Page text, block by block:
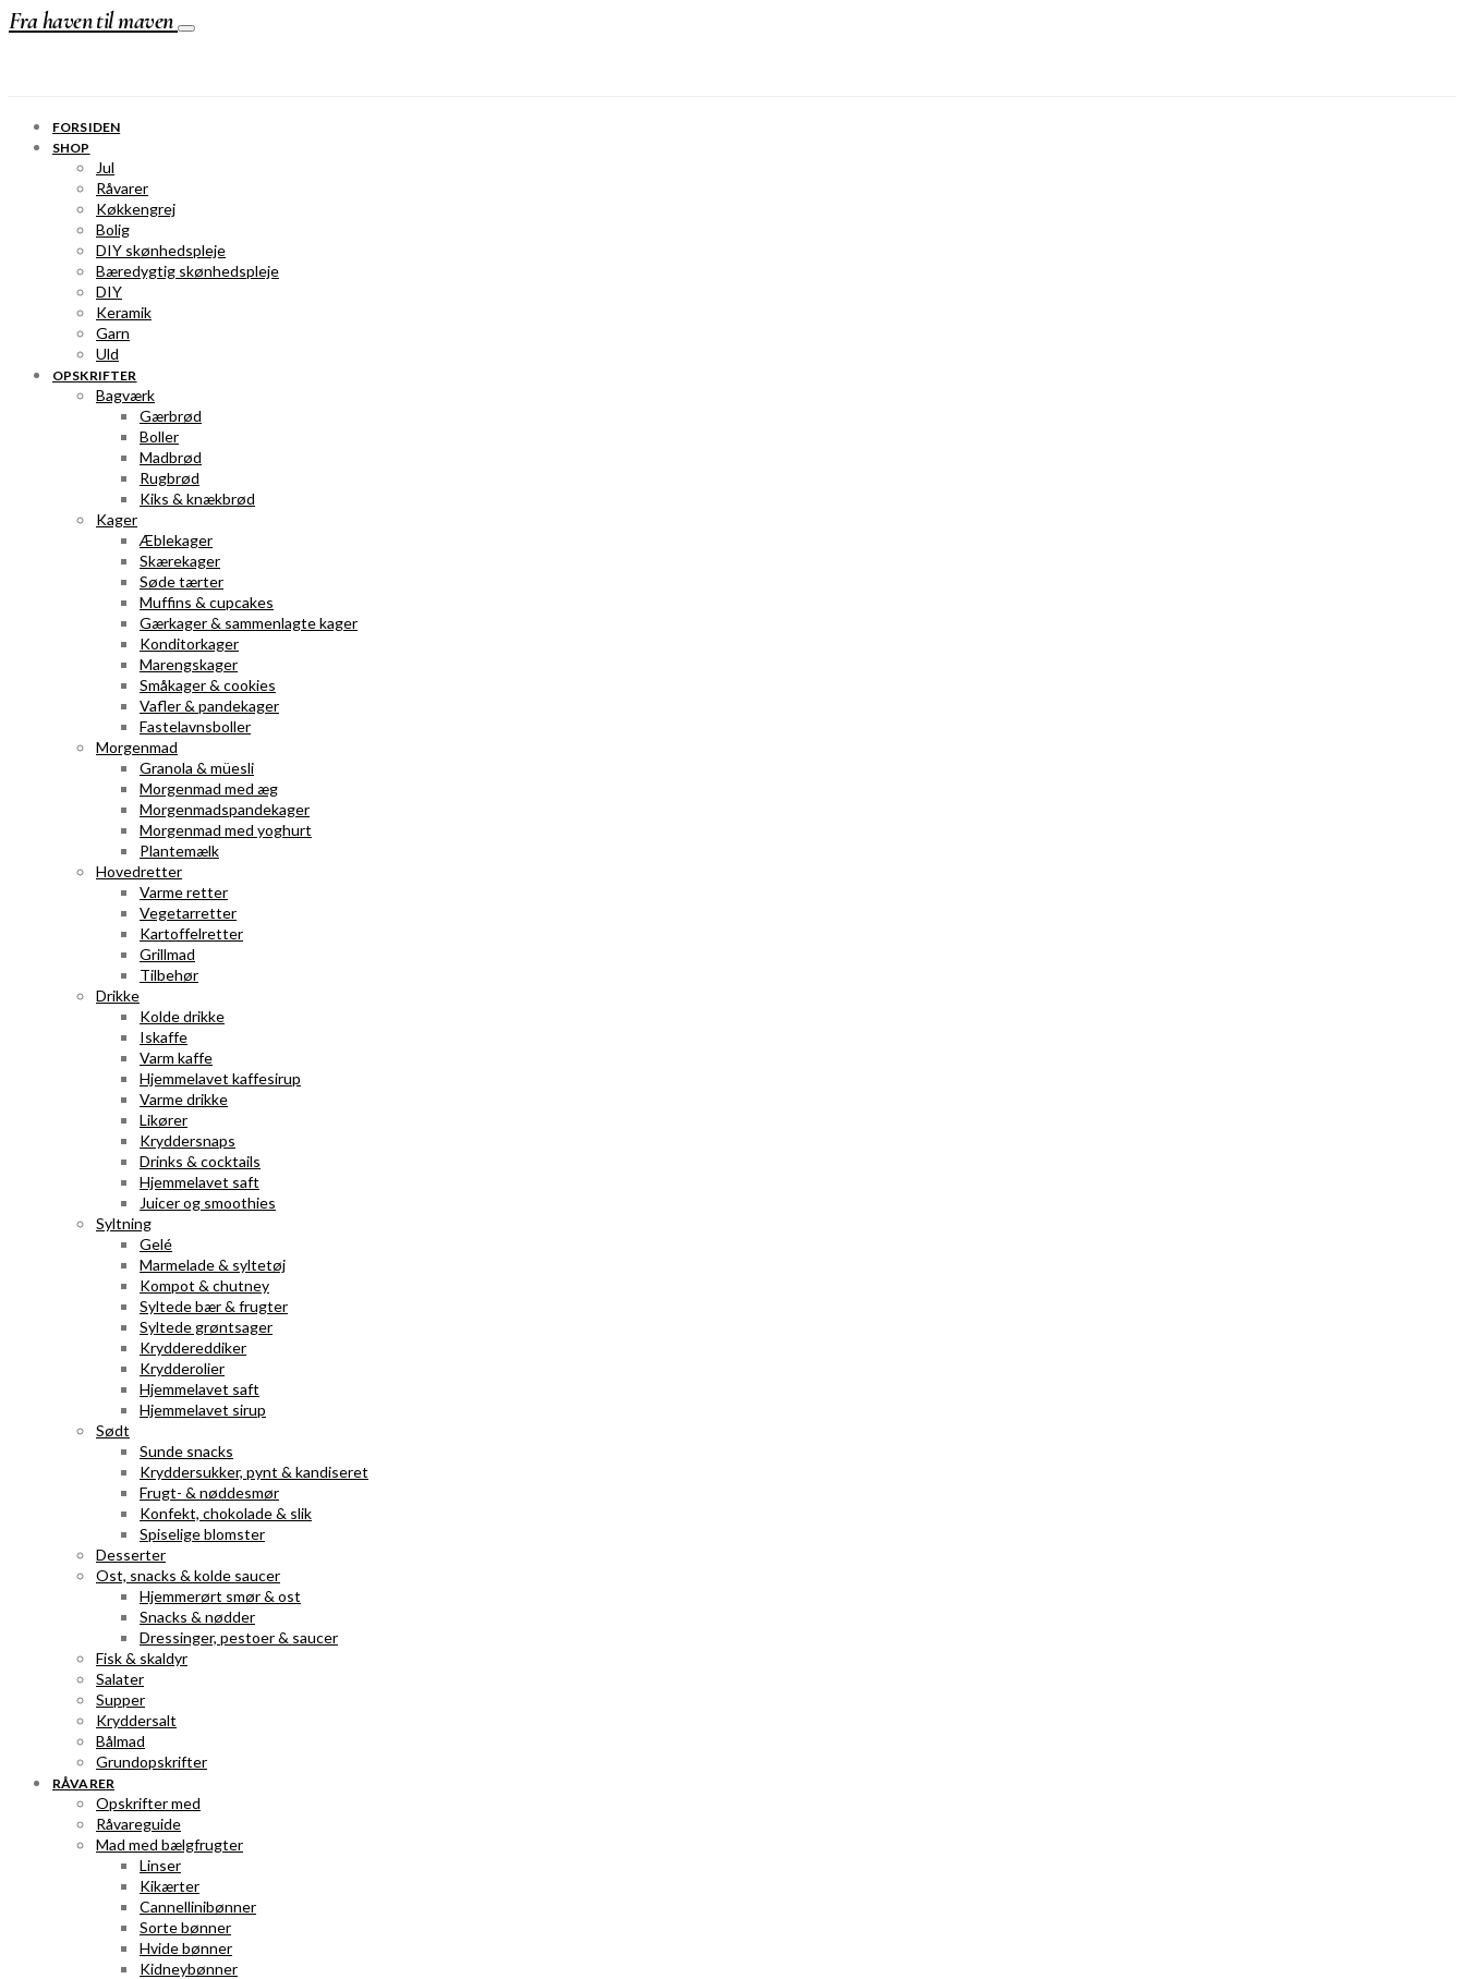
Fra haven til maven
FORSIDEN
SHOP
Jul
Råvarer
Køkkengrej
Bolig
DIY skønhedspleje
Bæredygtig skønhedspleje
DIY
Keramik
Garn
Uld
OPSKRIFTER
Bagværk
Gærbrød
Boller
Madbrød
Rugbrød
Kiks & knækbrød
Kager
Æblekager
Skærekager
Søde tærter
Muffins & cupcakes
Gærkager & sammenlagte kager
Konditorkager
Marengskager
Småkager & cookies
Vafler & pandekager
Fastelavnsboller
Morgenmad
Granola & müesli
Morgenmad med æg
Morgenmadspandekager
Morgenmad med yoghurt
Plantemælk
Hovedretter
Varme retter
Vegetarretter
Kartoffelretter
Grillmad
Tilbehør
Drikke
Kolde drikke
Iskaffe
Varm kaffe
Hjemmelavet kaffesirup
Varme drikke
Likører
Kryddersnaps
Drinks & cocktails
Hjemmelavet saft
Juicer og smoothies
Syltning
Gelé
Marmelade & syltetøj
Kompot & chutney
Syltede bær & frugter
Syltede grøntsager
Kryddereddiker
Krydderolier
Hjemmelavet saft
Hjemmelavet sirup
Sødt
Sunde snacks
Kryddersukker, pynt & kandiseret
Frugt- & nøddesmør
Konfekt, chokolade & slik
Spiselige blomster
Desserter
Ost, snacks & kolde saucer
Hjemmerørt smør & ost
Snacks & nødder
Dressinger, pestoer & saucer
Fisk & skaldyr
Salater
Supper
Kryddersalt
Bålmad
Grundopskrifter
RÅVARER
Opskrifter med
Råvareguide
Mad med bælgfrugter
Linser
Kikærter
Cannellinibønner
Sorte bønner
Hvide bønner
Kidneybønner